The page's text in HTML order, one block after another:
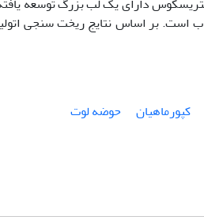
کپورماهیان
حوضه لوت